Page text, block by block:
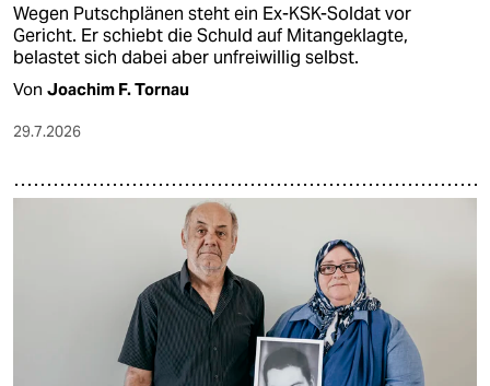
Wegen Putschplänen steht ein Ex-KSK-Soldat vor
Gericht. Er schiebt die Schuld auf Mitangeklagte,
belastet sich dabei aber unfreiwillig selbst.
Von Joachim F. Tornau
29.7.2026